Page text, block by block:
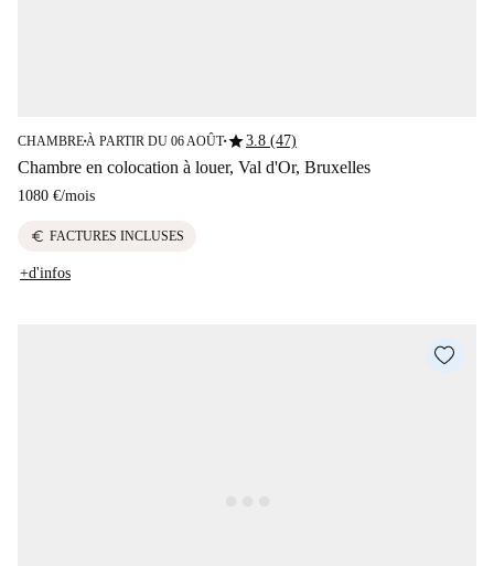
CHAMBRE■À PARTIR DU 06 AOÛT■star3.8 (47)
Chambre en colocation à louer, Val d'Or, Bruxelles
1080 €/mois
euro FACTURES INCLUSES
+d'infos